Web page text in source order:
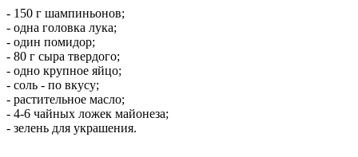
- 150 г шампиньонов;
- одна головка лука;
- один помидор;
- 80 г сыра твердого;
- одно крупное яйцо;
- соль - по вкусу;
- растительное масло;
- 4-6 чайных ложек майонеза;
- зелень для украшения.